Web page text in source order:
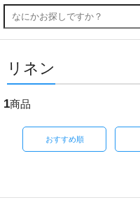
リネン
1商品
おすすめ順